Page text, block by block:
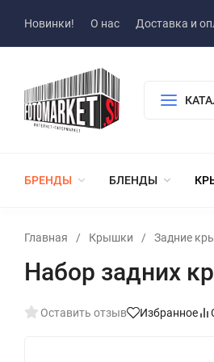
Новинки! О нас Доставка и
БРЕНДЫ БЛЕНДЫ
Главная / Крышки / Задние
Набор задних
Оставить отзыв Избранное